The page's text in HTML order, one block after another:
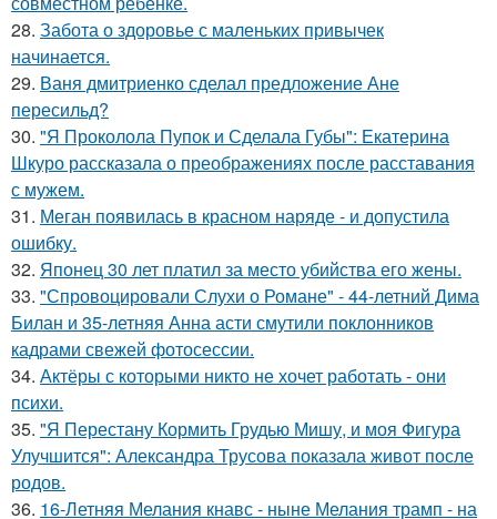
28. Забота о здоровье с маленьких привычек
начинается.
29. Ваня дмитриенко сделал предложение Ане
пересильд?
30. "Я Проколола Пупок и Сделала Губы": Екатерина
Шкуро рассказала о преображениях после расставания
с мужем.
31. Меган появилась в красном наряде - и допустила
ошибку.
32. Японец 30 лет платил за место убийства его жены.
33. "Спровоцировали Слухи о Романе" - 44-летний Дима
Билан и 35-летняя Анна асти смутили поклонников
кадрами свежей фотосессии.
34. Актёры с которыми никто не хочет работать - они
психи.
35. "Я Перестану Кормить Грудью Мишу, и моя Фигура
Улучшится": Александра Трусова показала живот после
родов.
36. 16-Летняя Мелания кнавс - ныне Мелания трамп - на